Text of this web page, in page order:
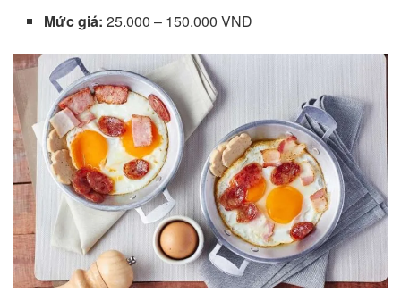
Mức giá:25.000 – 150.000 VNĐ